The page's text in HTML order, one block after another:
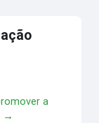
a
→